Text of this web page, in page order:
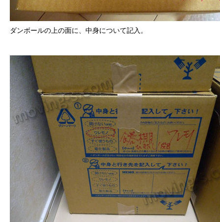
ダンボールの上の面に、中身について記入。